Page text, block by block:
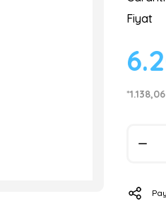
Fiyat